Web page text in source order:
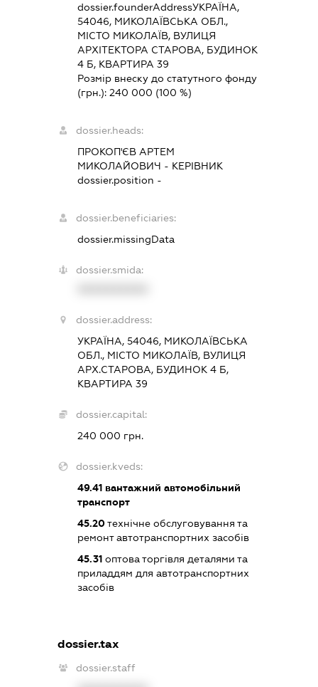
dossier.founderAddressУКРАЇНА,
54046, МИКОЛАЇВСЬКА ОБЛ.,
МІСТО МИКОЛАЇВ, ВУЛИЦЯ
АРХІТЕКТОРА СТАРОВА, БУДИНОК
4 Б, КВАРТИРА 39
Розмір внеску до статутного фонду
(грн.): 240 000 (100 %)
dossier.heads:
ПРОКОП'ЄВ АРТЕМ
МИКОЛАЙОВИЧ - КЕРІВНИК
dossier.position -
dossier.beneficiaries:
dossier.missingData
dossier.smida:
dossier.address:
УКРАЇНА, 54046, МИКОЛАЇВСЬКА
ОБЛ., МІСТО МИКОЛАЇВ, ВУЛИЦЯ
АРХ.СТАРОВА, БУДИНОК 4 Б,
КВАРТИРА 39
dossier.capital:
240 000 грн.
dossier.kveds:
49.41вантажний автомобільний
транспорт
45.20технічне обслуговування та
ремонт автотранспортних засобів
45.31оптова торгівля деталями та
приладдям для автотранспортних
засобів
dossier.tax
dossier.staff